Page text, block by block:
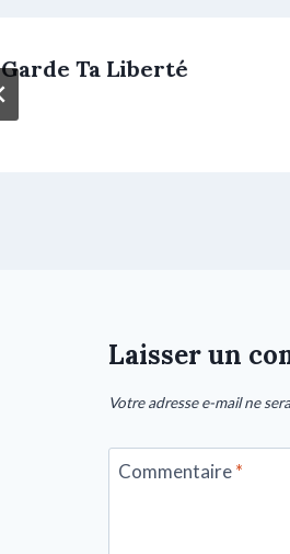
Garde Ta Liberté
Laisser un
Votre adresse e-mail ne
Commentaire*